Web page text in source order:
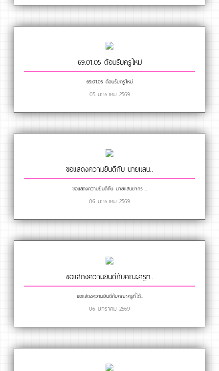
69.01.05 ต้อนรับครูใหม่
69.01.05 ต้อนรับครูใหม่
05 มกราคม 2569
ขอแสดงความยินดีกับ นายแสน..
ขอแสดงความยินดีกับ นายแสนยากร ..
06 มกราคม 2569
ขอแสดงความยินดีกับคณะครูท..
ขอแสดงความยินดีกับคณะครูที่ได้..
06 มกราคม 2569